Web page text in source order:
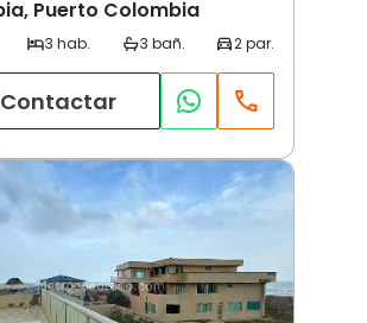
Puerto Colombia
Contactar